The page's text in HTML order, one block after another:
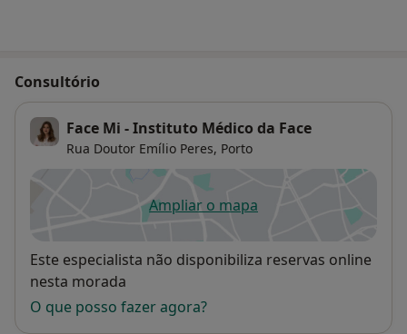
Consultório
Face Mi - Instituto Médico da Face
Rua Doutor Emílio Peres, Porto
Ampliar o mapaabre num novo separador
Disponibilidade
Este especialista não disponibiliza reservas online
nesta morada
O que posso fazer agora?